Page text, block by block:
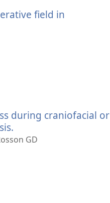
field in
during craniofacial or
в
GD